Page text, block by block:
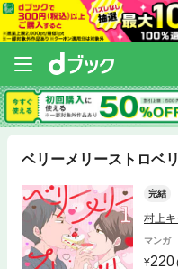
ベリーメリーストロベ
完結
村上
マンガ
220